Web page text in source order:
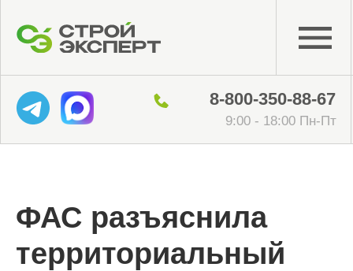
ФАС разъяснила
территориальный